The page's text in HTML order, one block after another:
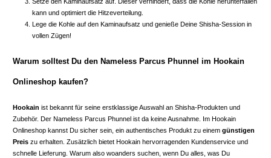
kann und optimiert die Hitzeverteilung.
Lege die Kohle auf den Kaminaufsatz und genieße Deine Shisha-Session in
vollen Zügen!
Warum solltest Du den Nameless Parcus Phunnel im Hookain
Onlineshop kaufen?
Hookain ist bekannt für seine erstklassige Auswahl an Shisha-Produkten und
Zubehör. Der Nameless Parcus Phunnel ist da keine Ausnahme. Im Hookain
Onlineshop kannst Du sicher sein, ein authentisches Produkt zu einem günstigen
Preis zu erhalten. Zusätzlich bietet Hookain hervorragenden Kundenservice und
schnelle Lieferung. Warum also woanders suchen, wenn Du alles, was Du